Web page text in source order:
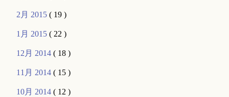
2月 2015( 19 )
1月 2015( 22 )
12月 2014( 18 )
11月 2014( 15 )
10月 2014( 12 )